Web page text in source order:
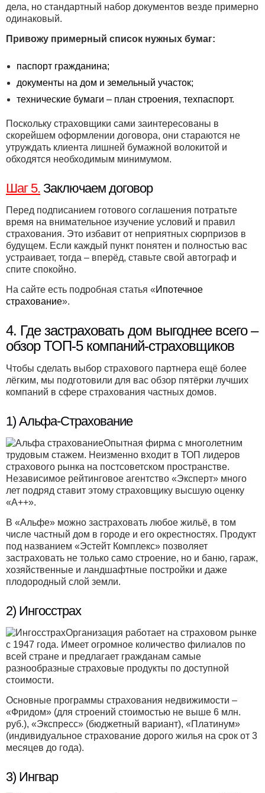
дела, но стандартный набор документов везде примерно
одинаковый.
Привожу примерный список нужных бумаг:
паспорт гражданина;
документы на дом и земельный участок;
технические бумаги – план строения, техпаспорт.
Поскольку страховщики сами заинтересованы в
скорейшем оформлении договора, они стараются не
утруждать клиента лишней бумажной волокитой и
обходятся необходимым минимумом.
Шаг 5. Заключаем договор
Перед подписанием готового соглашения потратьте
время на внимательное изучение условий и правил
страхования. Это избавит от неприятных сюрпризов в
будущем. Если каждый пункт понятен и полностью вас
устраивает, тогда – вперёд, ставьте свой автограф и
спите спокойно.
На сайте есть подробная статья «Ипотечное
страхование».
4. Где застраховать дом выгоднее всего –
обзор ТОП-5 компаний-страховщиков
Чтобы сделать выбор страхового партнера ещё более
лёгким, мы подготовили для вас обзор пятёрки лучших
компаний в сфере страхования частных домов.
1) Альфа-Страхование
Опытная фирма с многолетним
трудовым стажем. Неизменно входит в ТОП лидеров
страхового рынка на постсоветском пространстве.
Независимое рейтинговое агентство «Эксперт» много
лет подряд ставит этому страховщику высшую оценку
«А++».
В «Альфе» можно застраховать любое жильё, в том
числе частный дом в городе и его окрестностях. Продукт
под названием «Эстейт Комплекс» позволяет
застраховать не только само строение, но и баню, гараж,
хозяйственные и ландшафтные постройки и даже
плодородный слой земли.
2) Ингосстрах
Организация работает на страховом рынке
с 1947 года. Имеет огромное количество филиалов по
всей стране и предлагает гражданам самые
разнообразные страховые продукты по доступной
стоимости.
Основные программы страхования недвижимости –
«Фридом» (для строений стоимостью не выше 6 млн.
руб.), «Экспресс» (бюджетный вариант), «Платинум»
(индивидуальное страхование дорого жилья на срок от 3
месяцев до года).
3) Ингвар